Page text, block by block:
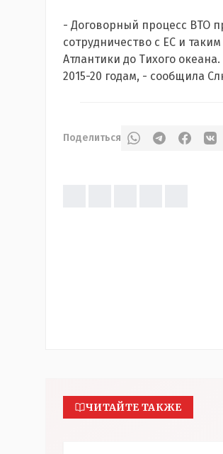
- Договорный процесс ВТО
сотрудничество с ЕС и
Атлантики до Тихого
2015-20 годам, - сообщила
Поделиться
ЧИТАЙТЕ ТАКЖЕ